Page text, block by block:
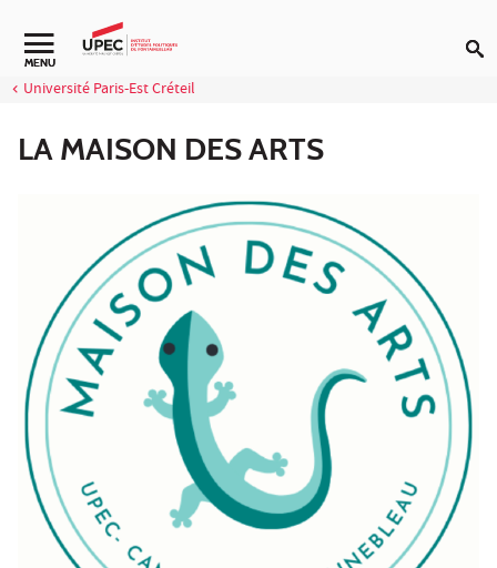
Aller au contenu
Navigation secondaire
MENU
Université Paris-Est Créteil
LA MAISON DES ARTS